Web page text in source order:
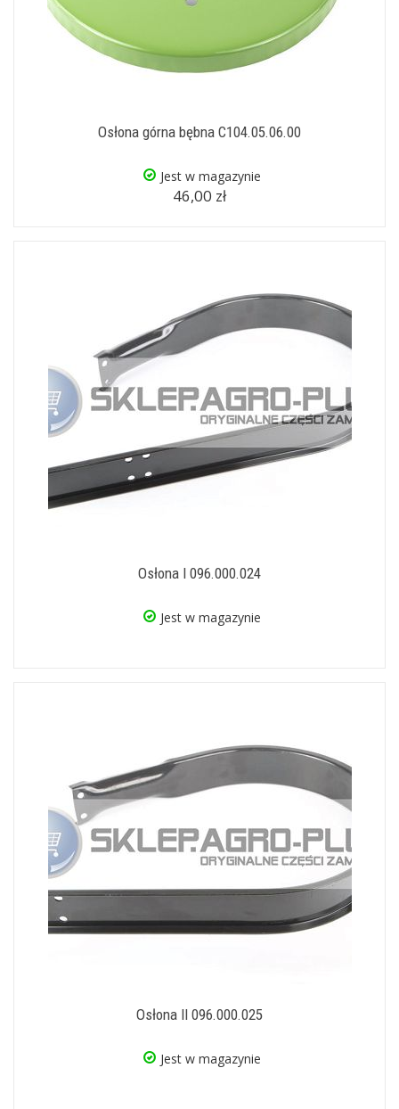
Osłona górna bębna C104.05.06.00
Jest w magazynie
46,00 zł
Osłona I 096.000.024
Jest w magazynie
Osłona II 096.000.025
Jest w magazynie